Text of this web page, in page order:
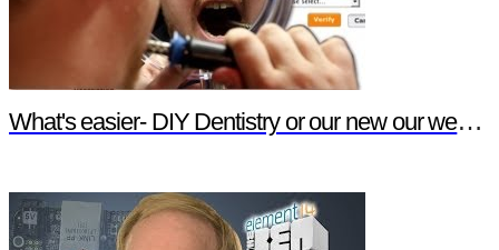
What's easier- DIY Dentistry or our new our website features?